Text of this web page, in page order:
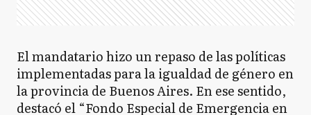
El mandatario hizo un repaso de las políticas
implementadas para la igualdad de género en
la provincia de Buenos Aires. En ese sentido,
destacó el “Fondo Especial de Emergencia en